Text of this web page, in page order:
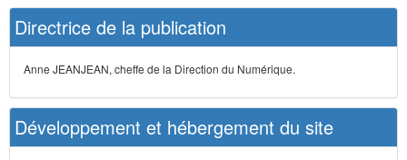
Directrice de la publication
Anne JEANJEAN, cheffe de la Direction du Numérique.
Développement et hébergement du site